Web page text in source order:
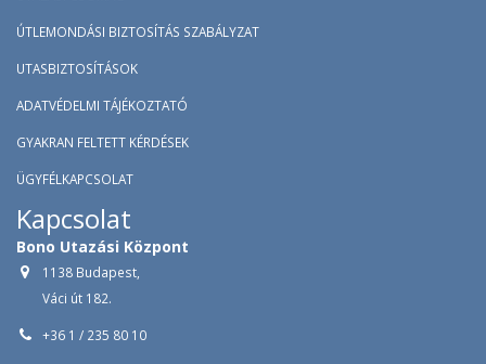
ÚTLEMONDÁSI BIZTOSÍTÁS SZABÁLYZAT
UTASBIZTOSÍTÁSOK
ADATVÉDELMI TÁJÉKOZTATÓ
GYAKRAN FELTETT KÉRDÉSEK
ÜGYFÉLKAPCSOLAT
Kapcsolat
Bono Utazási Központ
1138 Budapest,
Váci út 182.
+36 1 / 235 80 10